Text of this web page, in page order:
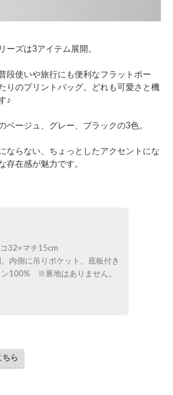
ーズは3アイテム展開。
段使いや旅行にも便利なフラットポー
りのプリントバッグ。どれも可愛さと機
♪
ベージュ、グレー、ブラックの3色。
ならない、ちょっとしたアクセントにな
存在感が魅力です。
32×マチ15cm
内側に吊りポケット、底板付き
ン100% ※裏地はありません。
ちら